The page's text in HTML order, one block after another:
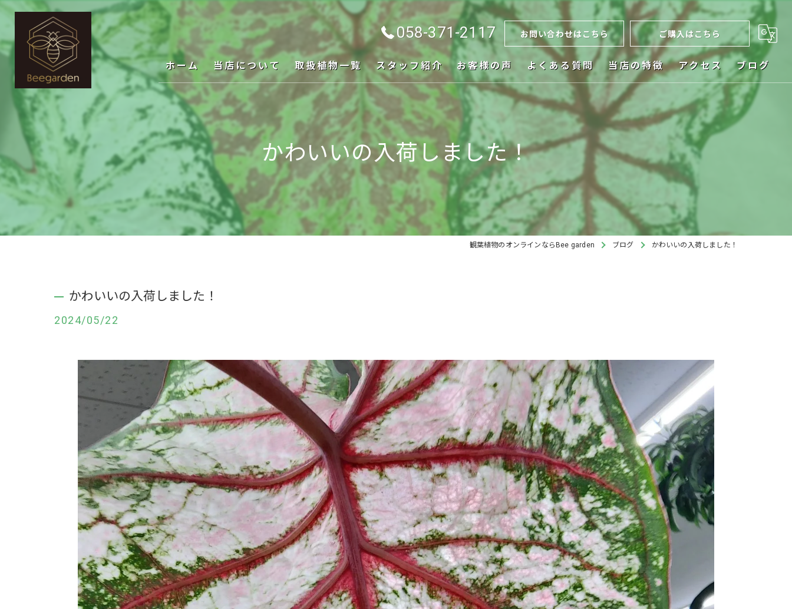
058-371-2117 お問い合わせはこちら ご購入はこちら
ホーム 当店について 取扱植物一覧 スタッフ紹介 お客様の声 よくある質問 当店の特徴
ネット販売
植木鉢
ビカクシダ
インテリア
アクセス ブログ
かわいいの入荷しました！
観葉植物のオンラインならBee garden ブログ かわいいの入荷しました！
かわいいの入荷しました！
2024/05/22